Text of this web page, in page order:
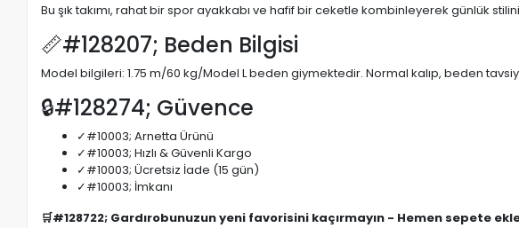
Bu şık takımı, rahat bir spor ayakkabı ve hafif bir ceketle kombinleyerek günlük
📏#128207; Beden Bilgisi
Model bilgileri: 1.75 m/60 kg/Model L beden giymektedir. Normal kalıp, beden
🔒#128274; Güvence
✓#10003; Arnetta Ürünü
✓#10003; Hızlı & Güvenli Kargo
✓#10003; Ücretsiz İade (15 gün)
✓#10003; İmkanı
🛒#128722; Gardırobunuzun yeni favorisini kaçırmayın - Hemen sepete